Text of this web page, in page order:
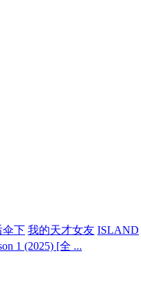
伞下 我的天才女友 ISLAND
1 (2025) [全 ...